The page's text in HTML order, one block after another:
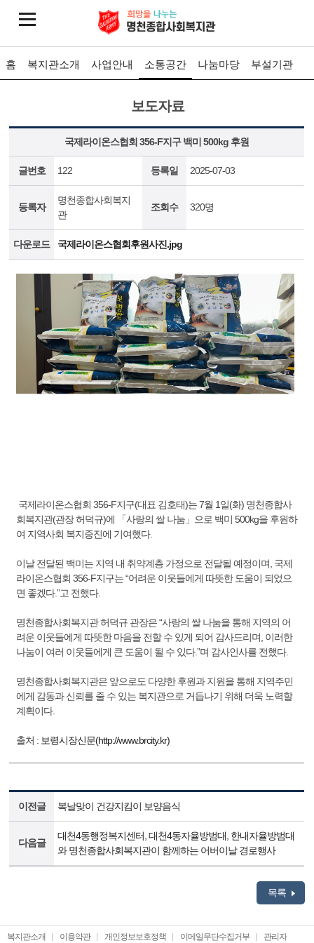
홈 복지관소개 사업안내 소통공간 나눔마당 부설기관
보도자료
국제라이온스협회 356-F지구 백미 500kg 후원
글번호 122 등록일 2025-07-03
등록자
명천종합사회복지
관
조회수 320명
다운로드 국제라이온스협회후원사진.jpg
국제라이온스협회 356-F지구(대표 김호태)는 7월 1일(화) 명천종합사
회복지관(관장 허덕규)에 「사랑의 쌀 나눔」으로 백미 500kg을 후원하
여 지역사회 복지증진에 기여했다.
이날 전달된 백미는 지역 내 취약계층 가정으로 전달될 예정이며, 국제
라이온스협회 356-F지구는 “어려운 이웃들에게 따뜻한 도움이 되었으
면 좋겠다.”고 전했다.
명천종합사회복지관 허덕규 관장은 “사랑의 쌀 나눔을 통해 지역의 어
려운 이웃들에게 따뜻한 마음을 전할 수 있게 되어 감사드리며, 이러한
나눔이 여러 이웃들에게 큰 도움이 될 수 있다.”며 감사인사를 전했다.
명천종합사회복지관은 앞으로도 다양한 후원과 지원을 통해 지역주민
에게 감동과 신뢰를 줄 수 있는 복지관으로 거듭나기 위해 더욱 노력할
계획이다.
출처 : 보령시장신문(http://www.brcity.kr)
이전글 복날맞이 건강지킴이 보양음식
다음글
대천4동행정복지센터, 대천4동자율방범대, 한내자율방범대
와 명천종합사회복지관이 함께하는 어버이날 경로행사
목록
복지관소개 이용약관 개인정보보호정책 이메일무단수집거부 관리자